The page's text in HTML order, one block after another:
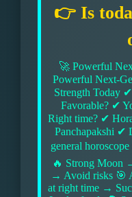
👉 Is
🚀 Powerful
Powerful Next-
Strength Today
Favorable? ✔
Right time? ✔
Panchapakshi ✔
general
🔥 Strong Moon
→ Avoid risks 🎯
at right time →